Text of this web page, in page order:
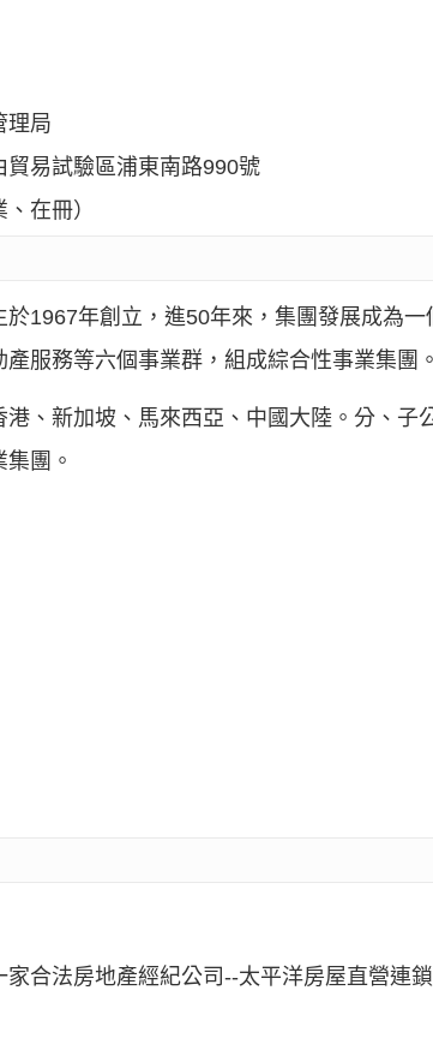
理局
貿易試驗區浦東南路990號
在冊）
1967年創立，進50年來，集團發展成為
服務等六個事業群，組成綜合性事業集團。
、新加坡、馬來西亞、中國大陸。分、子
團。
合法房地產經紀公司--太平洋房屋直營連